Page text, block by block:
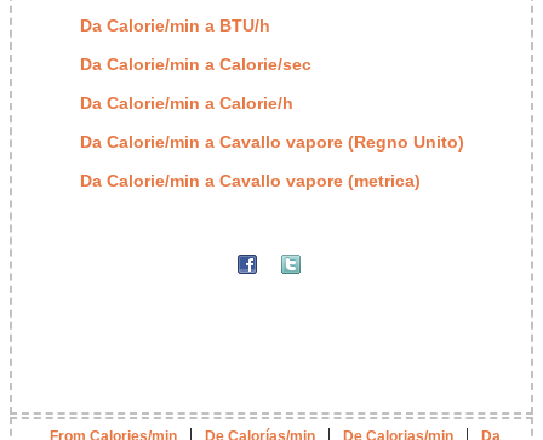
Da Calorie/min a BTU/h
Da Calorie/min a Calorie/sec
Da Calorie/min a Calorie/h
Da Calorie/min a Cavallo vapore (Regno Unito)
Da Calorie/min a Cavallo vapore (metrica)
| | |